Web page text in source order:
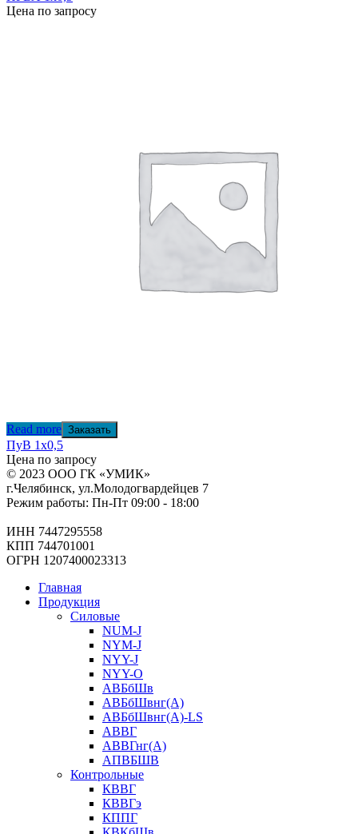
Цена по запросу
Read more Заказать
ПуВ 1х0,5
Цена по запросу
© 2023 ООО ГК «УМИК»
г.Челябинск, ул.Молодогвардейцев 7
Режим работы: Пн-Пт 09:00 - 18:00
ИНН 7447295558
КПП 744701001
ОГРН 1207400023313
Главная
Продукция
Силовые
NUM-J
NYM-J
NYY-J
NYY-O
АВБбШв
АВБбШвнг(А)
АВБбШвнг(А)-LS
АВВГ
АВВГнг(А)
АПВБШВ
Контрольные
КВВГ
КВВГэ
КППГ